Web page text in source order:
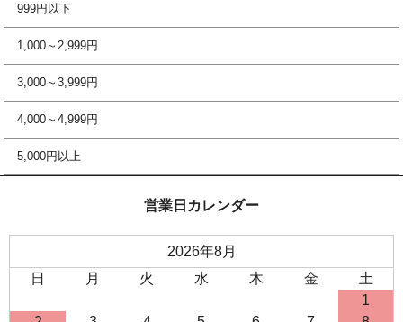
999円以下
1,000～2,999円
3,000～3,999円
4,000～4,999円
5,000円以上
営業日カレンダー
2026年8月
日
月 火 水 木 金
土
1